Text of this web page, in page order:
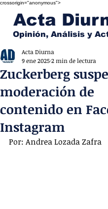
crossorigin="anonymous">
Acta
Opinión, Análisis y
Zuckerberg
moderación de
contenido en
Instagram
Acta Diurna
9 ene 20252 min de lectura
Por: Andrea Lozada Zafra